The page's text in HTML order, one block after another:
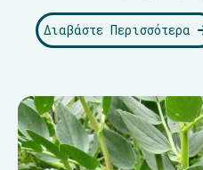
Διαβάστε Περισσότερα